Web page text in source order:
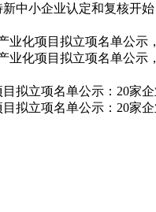
中小企业认定和复核开
业化项目拟立项名单公
业化项目拟立项名单公
拟立项名单公示：20家
拟立项名单公示：20家